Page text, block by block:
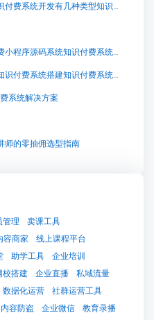
知识付费系统开发有几种类型【知识付费系统开发有几种类型知识付费系统系统怎么制作，知识付费系统搭建使用教程】
知识付费小程序源码系统【知识付费小程序源码系统知识付费系统系统怎么制作，知识付费系统搭建使用教程】
公众号知识付费系统搭建【公众号知识付费系统搭建知识付费系统系统怎么制作，知识付费系统搭建使用教程】
系统解决方案
师的零抽佣选型指南
管理
卖课工具
容商家
线上课程平台
助学工具
企业培训
校搭建 企业直播
私域流量
数据化运营
社群运营工具
内容防盗 企业微信
教育录播